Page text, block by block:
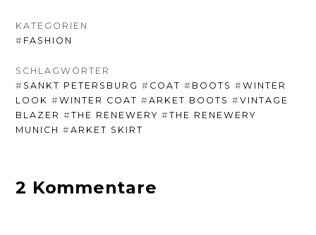
KATEGORIEN
# FASHION
SCHLAGWÖRTER
# SANKT PETERSBURG # COAT # BOOTS #WINTER
LOOK #WINTER COAT #ARKET BOOTS #VINTAGE
BLAZER #THE RENEWERY #THE RENEWERY
MUNICH #ARKET SKIRT
2 Kommentare